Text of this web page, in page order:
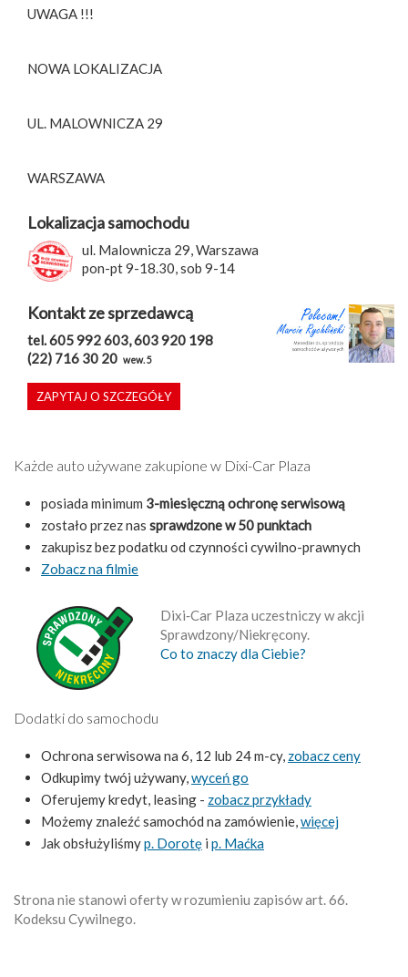
UWAGA !!!
NOWA LOKALIZACJA
UL. MALOWNICZA 29
WARSZAWA
Lokalizacja samochodu
ul. Malownicza 29, Warszawa
pon-pt 9-18.30, sob 9-14
Kontakt ze sprzedawcą
tel. 605 992 603, 603 920 198
(22) 716 30 20 wew. 5
ZAPYTAJ O SZCZEGÓŁY
Każde auto używane zakupione w Dixi-Car Plaza
posiada minimum 3-miesięczną ochronę serwisową
zostało przez nas sprawdzone w 50 punktach
zakupisz bez podatku od czynności cywilno-prawnych
Zobacz na filmie
Dixi‑Car Plaza uczestniczy w akcji
Sprawdzony/Niekręcony.
Co to znaczy dla Ciebie?
Dodatki do samochodu
Ochrona serwisowa na 6, 12 lub 24 m-cy, zobacz ceny
Odkupimy twój używany,wyceń go
Oferujemy kredyt, leasing - zobacz przykłady
Możemy znaleźć samochód na zamówienie,więcej
Jak obsłużyliśmyp. Dorotę i p. Maćka
Strona nie stanowi oferty w rozumieniu zapisów art. 66.
Kodeksu Cywilnego.